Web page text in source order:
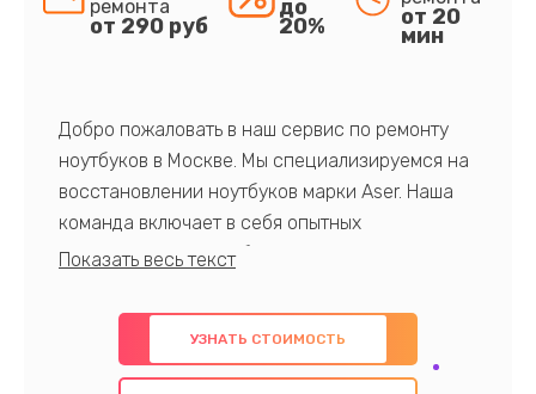
ремонта
от 290 руб
до
20% от 20
мин
Добро пожаловать в наш сервис по ремонту
ноутбуков в Москве. Мы специализируемся на
восстановлении ноутбуков марки Aser. Наша
команда включает в себя опытных
профессионалов с обширными знаниями и
предлагаем быстрый и качественный ремонт с
использованием оригинальных компонентов, а
также гарантируем качество всех
УЗНАТЬ СТОИМОСТЬ